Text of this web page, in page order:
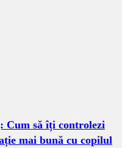
Cum să îți controlezi
mai bună cu copilul